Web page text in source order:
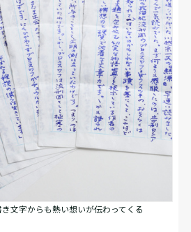
文字からも熱い想いが伝わってくる